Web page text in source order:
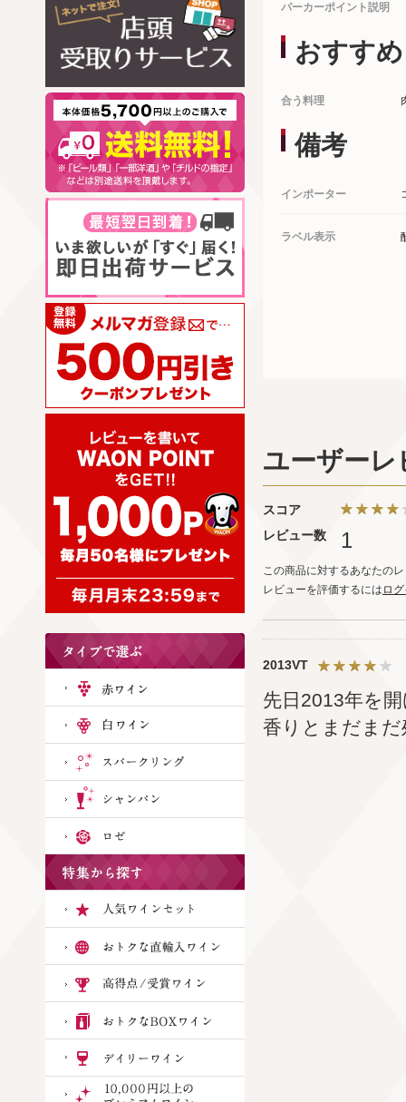
パーカーポイント説明
おすすめ
合う料理
備考
インポーター
ラベル表示
ユーザーレ
スコア
レビュー数
1
この商品に対するあなたの
レビューを評価するには ロ
2013VT
先日2013年を
香りとまだま